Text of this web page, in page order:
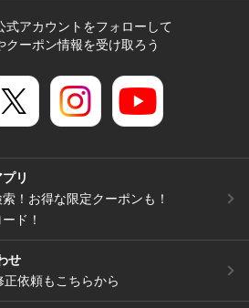
式アカウントをフォローして
クーポン情報を受け取ろう
リ
！お得な限定クーポンも！
ド！
せ
依頼もこちらから